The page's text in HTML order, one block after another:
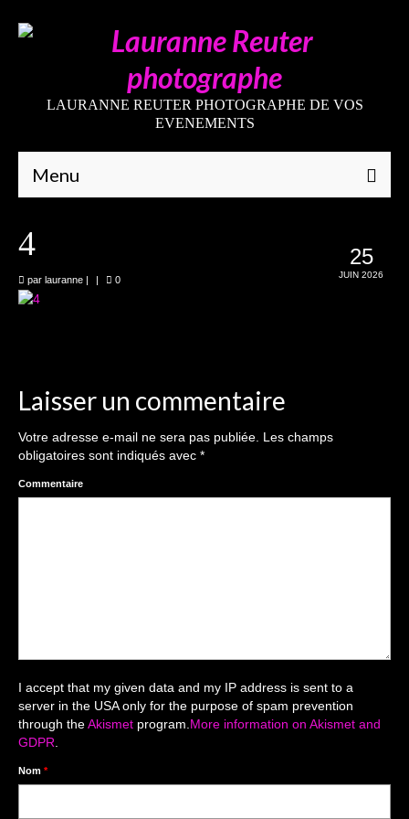
LAURANNE REUTER PHOTOGRAPHE DE VOS
EVENEMENTS
Menu
The smash cake: 1 an / 2
Séance Noël
Enfants
Reportages / Nature morte
Galeries Privées
séance du 25.04.26
25
JUIN 2026
4
par lauranne | | 0
Laisser un commentaire
Votre adresse e-mail ne sera pas publiée. Les champs
obligatoires sont indiqués avec *
Commentaire
I accept that my given data and my IP address is sent to a
server in the USA only for the purpose of spam prevention
through theAkismet program.More information on Akismet and
GDPR.
Nom *